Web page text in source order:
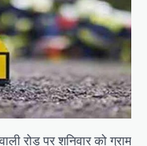
रोड पर शनिवार को ग्राम